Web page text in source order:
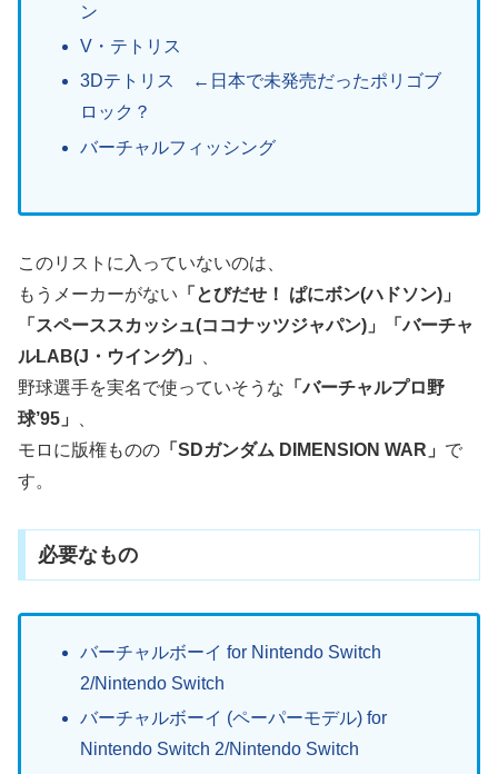
ン
V・テトリス
3Dテトリス ←日本で未発売だったポリゴブ
ロック？
バーチャルフィッシング
このリストに入っていないのは、
もうメーカーがない 「とびだせ！ ぱにボン(ハドソン)」
「スペーススカッシュ(ココナッツジャパン)」「バーチャ
ルLAB(J・ウイング)」
野球選手を実名で使っていそうな 「バーチャルプロ野
球’95」
モロに版権ものの 「SDガンダム DIMENSION WAR」 で
す。
必要なもの
バーチャルボーイ for Nintendo Switch
2/Nintendo Switch
バーチャルボーイ (ペーパーモデル) for
Nintendo Switch 2/Nintendo Switch